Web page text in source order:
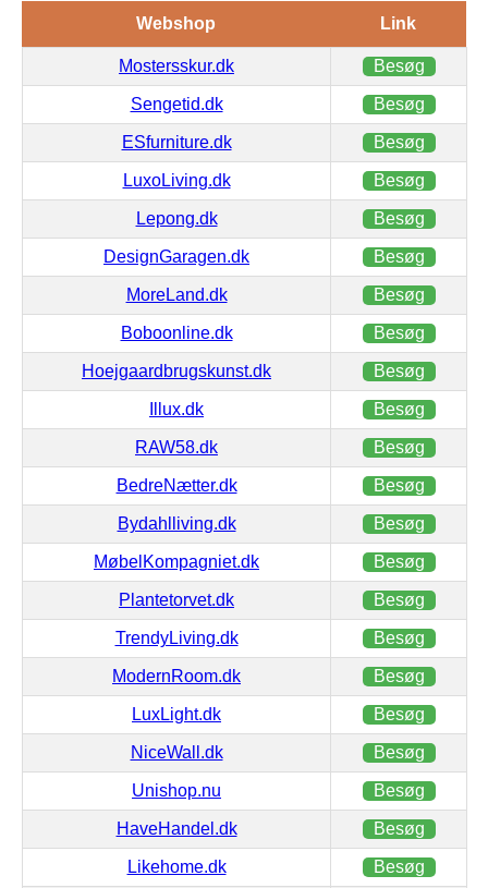
Webshop Link
Mostersskur.dk Besøg
Sengetid.dk Besøg
ESfurniture.dk Besøg
LuxoLiving.dk Besøg
Lepong.dk Besøg
DesignGaragen.dk Besøg
MoreLand.dk Besøg
Boboonline.dk Besøg
Hoejgaardbrugskunst.dk Besøg
Illux.dk Besøg
RAW58.dk Besøg
BedreNætter.dk Besøg
Bydahlliving.dk Besøg
MøbelKompagniet.dk Besøg
Plantetorvet.dk Besøg
TrendyLiving.dk Besøg
ModernRoom.dk Besøg
LuxLight.dk Besøg
NiceWall.dk Besøg
Unishop.nu Besøg
HaveHandel.dk Besøg
Likehome.dk Besøg